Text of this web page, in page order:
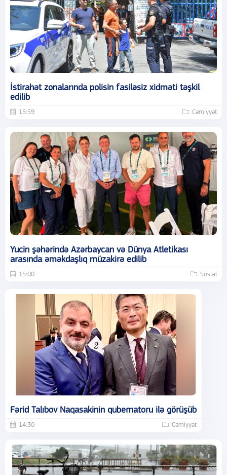
İstirahət zonalarında polisin fasiləsiz xidməti təşkil
edilib
15:59 Cəmiyyət
Yucin şəhərində Azərbaycan və Dünya Atletikası
arasında əməkdaşlıq müzakirə edilib
15:00 Sosial
Fərid Talıbov Naqasakinin qubernatoru ilə görüşüb
14:30 Cəmiyyət